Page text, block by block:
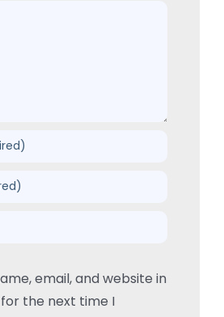
email, and website in
the next time I